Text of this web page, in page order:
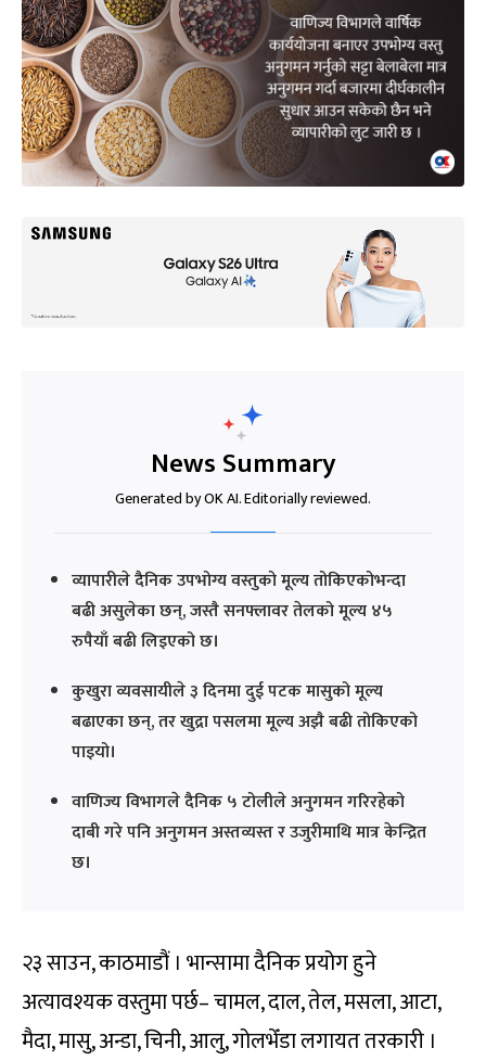
News Summary
Generated by OK AI. Editorially reviewed.
व्यापारीले दैनिक उपभोग्य वस्तुको मूल्य तोकिएकोभन्दा
बढी असुलेका छन्, जस्तै सनफ्लावर तेलको मूल्य ४५
रुपैयाँ बढी लिइएको छ।
कुखुरा व्यवसायीले ३ दिनमा दुई पटक मासुको मूल्य
बढाएका छन्, तर खुद्रा पसलमा मूल्य अझै बढी तोकिएको
पाइयो।
वाणिज्य विभागले दैनिक ५ टोलीले अनुगमन गरिरहेको
दाबी गरे पनि अनुगमन अस्तव्यस्त र उजुरीमाथि मात्र केन्द्रित
छ।
२३ साउन, काठमाडौं । भान्सामा दैनिक प्रयोग हुने
अत्यावश्यक वस्तुमा पर्छ– चामल, दाल, तेल, मसला, आटा,
मैदा, मासु, अन्डा, चिनी, आलु, गोलभेँडा लगायत तरकारी ।